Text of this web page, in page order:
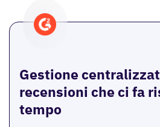
Gestione
recensioni che ci fa
tempo